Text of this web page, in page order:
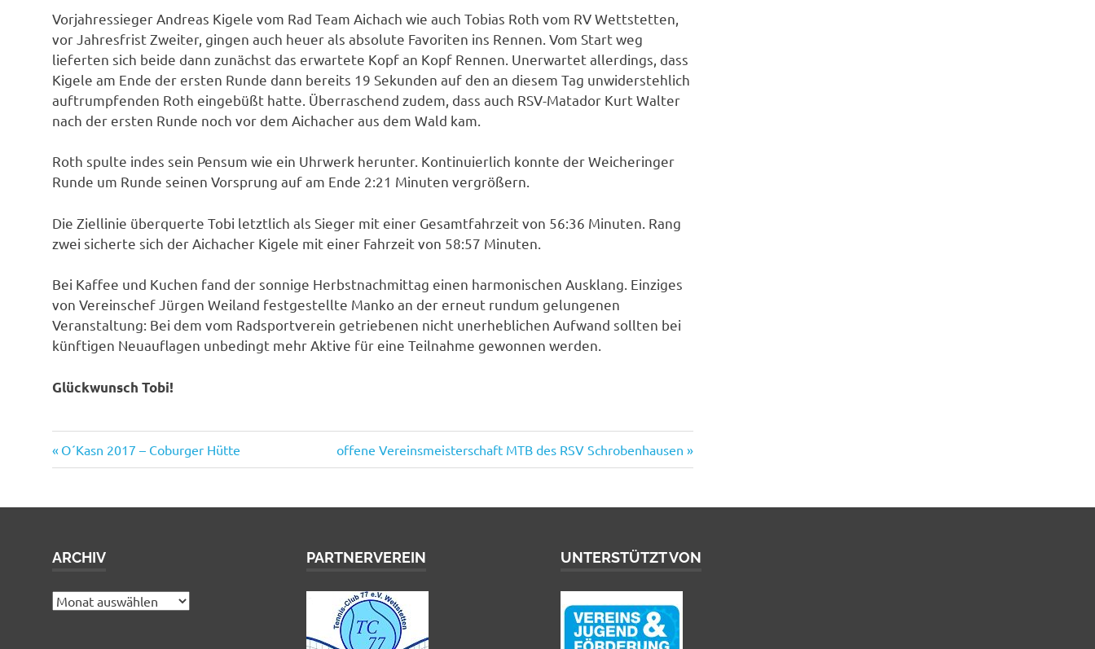
Vorjahressieger Andreas Kigele vom Rad Team Aichach wie auch Tobias Roth vom RV Wettstetten,
vor Jahresfrist Zweiter, gingen auch heuer als absolute Favoriten ins Rennen. Vom Start weg
lieferten sich beide dann zunächst das erwartete Kopf an Kopf Rennen. Unerwartet allerdings, dass
Kigele am Ende der ersten Runde dann bereits 19 Sekunden auf den an diesem Tag unwiderstehlich
auftrumpfenden Roth eingebüßt hatte. Überraschend zudem, dass auch RSV-Matador Kurt Walter
nach der ersten Runde noch vor dem Aichacher aus dem Wald kam.
Roth spulte indes sein Pensum wie ein Uhrwerk herunter. Kontinuierlich konnte der Weicheringer
Runde um Runde seinen Vorsprung auf am Ende 2:21 Minuten vergrößern.
Die Ziellinie überquerte Tobi letztlich als Sieger mit einer Gesamtfahrzeit von 56:36 Minuten. Rang
zwei sicherte sich der Aichacher Kigele mit einer Fahrzeit von 58:57 Minuten.
Bei Kaffee und Kuchen fand der sonnige Herbstnachmittag einen harmonischen Ausklang. Einziges
von Vereinschef Jürgen Weiland festgestellte Manko an der erneut rundum gelungenen
Veranstaltung: Bei dem vom Radsportverein getriebenen nicht unerheblichen Aufwand sollten bei
künftigen Neuauflagen unbedingt mehr Aktive für eine Teilnahme gewonnen werden.
Glückwunsch Tobi!
Beitragsnavigation
Vorheriger
Beitrag:
O´Kasn 2017 – Coburger Hütte
Nächster
Beitrag:
offene Vereinsmeisterschaft MTB des RSV Schrobenhausen
ARCHIV
Archiv
PARTNERVEREIN UNTERSTÜTZT VON